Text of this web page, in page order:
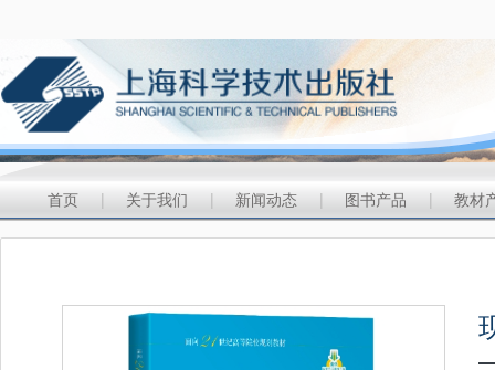
首页 | 关于我们 | 新闻动态 | 图书产品 | 教材